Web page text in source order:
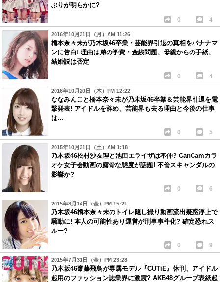
ぶりが明らかに?
0 4
2016年10月31日（月）AM 11:26
橋本奈々未が乃木坂46卒業・芸能界引退の真相をバナナマ
ンに告白! 理由は弟の学費・金銭問題、母親からの手紙、
結婚説は否定
0 4
2016年10月20日（木）PM 12:22
ななみんこと橋本奈々未が乃木坂46卒業＆芸能界引退を電
撃発表! アイドルを辞め、芸能界も去る理由と今後の仕事
は…
0 5
2015年10月31日（土）AM 1:18
乃木坂46松村沙友理と池田エライザは不仲? CanCamカラ
オケ女子会動画の露骨な態度が話題! 不倫スキャンダルの
影響か?
0 6
2015年8月14日（金）PM 15:21
乃木坂46橋本奈々未のトイレ隠し撮り動画流出疑惑浮上で
騒動に! 本人の可能性あり運営が刑事事件化? 確定恐れス
ルー?
0 9
2015年7月31日（金）PM 23:28
乃木坂46齋藤飛鳥が専属モデル『CUTiE』休刊、アイドル
起用のファッション誌業界に激震? AKB48グループ表紙起